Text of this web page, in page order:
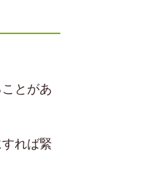
とがあ
れば緊